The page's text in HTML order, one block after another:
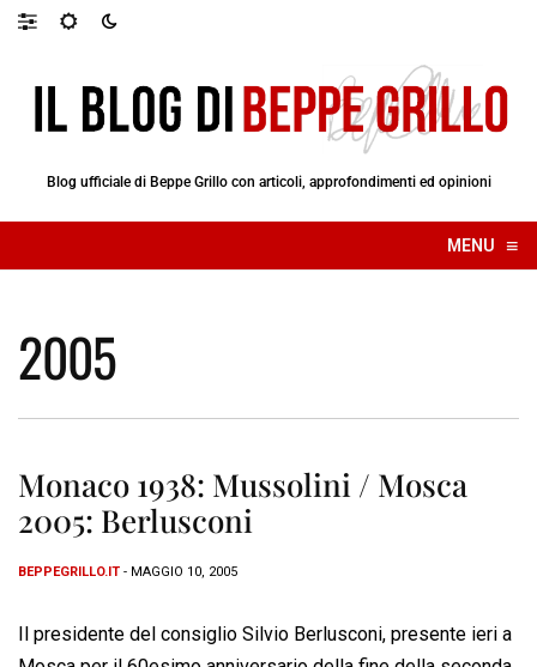
Blog ufficiale di Beppe Grillo con articoli, approfondimenti ed opinioni
MENU ≡
☰
2005
Monaco 1938: Mussolini / Mosca
2005: Berlusconi
BEPPEGRILLO.IT - MAGGIO 10, 2005
Il presidente del consiglio Silvio Berlusconi, presente ieri a